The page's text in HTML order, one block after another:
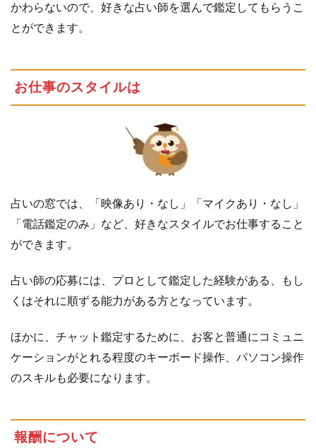
式
コ
ツ
かわらないので、好きな占い師を選んで鑑定してもらうこ
とができます。
お仕事のスタイルは
占いの窓では、「映像あり・なし」「マイクあり・なし」
「電話鑑定のみ」など、好きなスタイルでお仕事すること
ができます。
占い師の応募には、プロとして鑑定した経験がある、もし
くはそれに順ずる能力がある方となっています。
ほかに、チャット鑑定するために、お客と普通にコミュニ
ケーションがとれる程度のキーボード操作、パソコン操作
のスキルも必要になります。
報酬について